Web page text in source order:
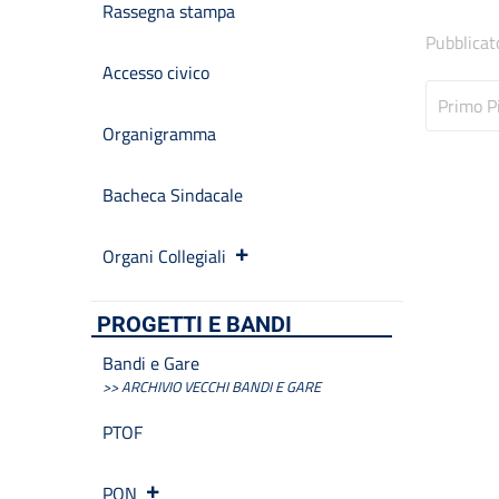
Primo
Rassegna stampa
Accesso civico
Organigramma
Bacheca Sindacale
Organi Collegiali
PROGETTI E BANDI
Bandi e Gare
>> ARCHIVIO VECCHI BANDI E GARE
PTOF
PON